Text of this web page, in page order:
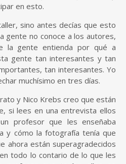
en esto.
sino antes decías que esto
gente no conoce a los autores,
la gente entienda por qué a
gente tan interesantes y tan
tan interesantes. Yo
muchísimo en tres días.
y Nico Krebs creo que están
si lees en una entrevista ellos
profesor que les enseñaba
y cómo la fotografía tenía que
ahora están superagradecidos
todo lo contario de lo que les